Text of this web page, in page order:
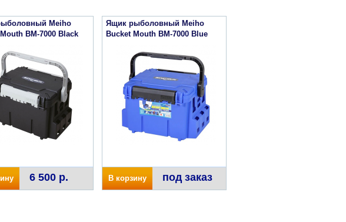
Meiho
BM-7000 Black
6 500 р.
Ящик рыболовный Meiho
Bucket Mouth BM-7000 Blue
В корзину под заказ